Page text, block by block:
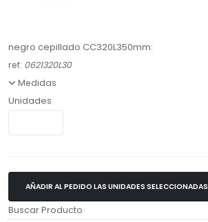
Buscar Producto
negro cepillado CC320L350mm:
ref: 0621320L30
Medidas
Unidades
AÑADIR AL PEDIDO LAS UNIDADES SELECCIONADAS